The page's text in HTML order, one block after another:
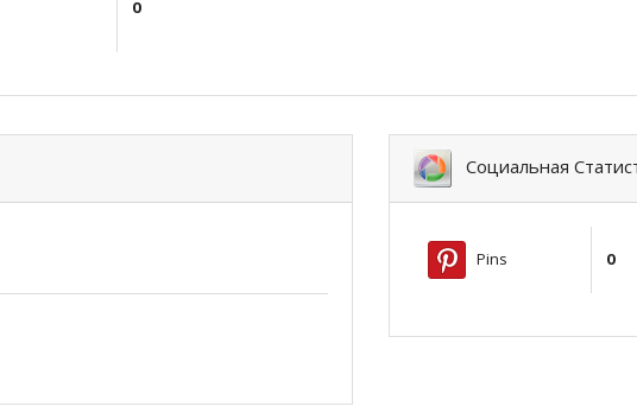
0
Социальная
Pins 0